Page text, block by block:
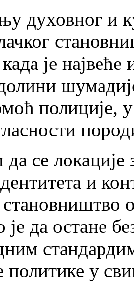
духовног и
је
полиције,
се
и
становништво
да остане
политике у